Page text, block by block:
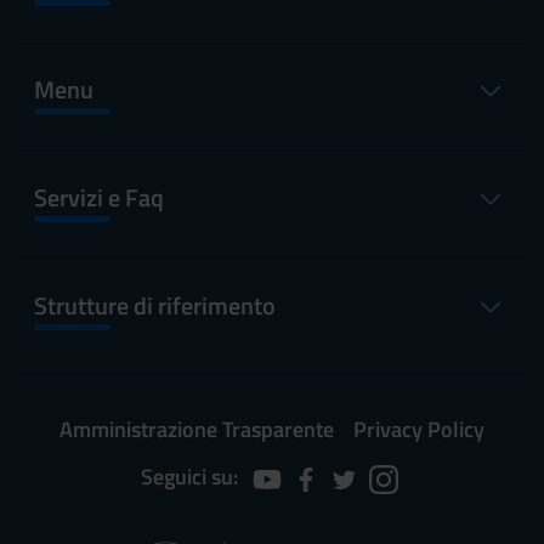
Menu
Servizi e Faq
Strutture di riferimento
Amministrazione Trasparente
Privacy Policy
Seguici su: